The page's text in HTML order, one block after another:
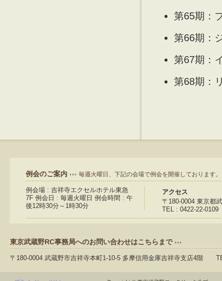
第65期：
第66期：
第67期：
第68期：
例会のご案内 毎週火曜日、下記の会場で例会を開催しております。
例会場 : 吉祥寺エクセルホテル東急
7F 例会日 : 毎週火曜日 例会時間 : 午
後12時30分～1時30分
アクセス
〒180-0004 東京都
TEL : 0422-22-
東京武蔵野RC事務局へのお問い合わせはこちらまで
〒180-0004 武蔵野市吉祥寺本町1-10-5 多摩信用金庫吉祥寺支店4